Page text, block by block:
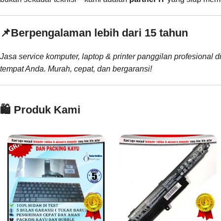
📌Berpengalaman lebih dari 15 tahun
Jasa service komputer, laptop & printer panggilan profesional
tempat Anda. Murah, cepat, dan bergaransi!
🛍️ Produk Kami